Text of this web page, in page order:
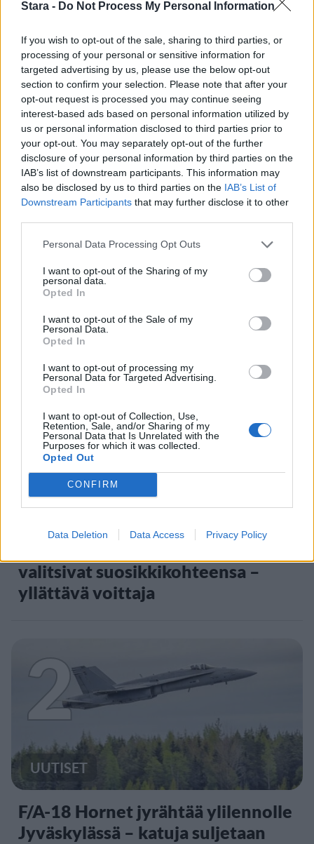
Stara - Do Not Process My Personal Information
If you wish to opt-out of the sale, sharing to third parties, or
processing of your personal or sensitive information for
targeted advertising by us, please use the below opt-out
section to confirm your selection. Please note that after your
opt-out request is processed you may continue seeing
interest-based ads based on personal information utilized by
us or personal information disclosed to third parties prior to
your opt-out. You may separately opt-out of the further
disclosure of your personal information by third parties on the
IAB’s list of downstream participants. This information may
also be disclosed by us to third parties on the IAB’s List of
Downstream Participants that may further disclose it to other
Personal Data Processing Opt Outs
I want to opt-out of the Sharing of my
personal data.
Opted In
I want to opt-out of the Sale of my
Personal Data.
Opted In
I want to opt-out of processing my
Personal Data for Targeted Advertising.
Opted In
I want to opt-out of Collection, Use,
Retention, Sale, and/or Sharing of my
Personal Data that Is Unrelated with the
Purposes for which it was collected.
Opted Out
CONFIRM
Data Deletion Data Access Privacy Policy
Staran luetuimmat
1
MATKAILU
valitsivat suosikkikohteensa –
yllättävä voittaja
2
UUTISET
F/A-18 Hornet jyrähtää ylilennolle
Jyväskylässä – katuja suljetaan